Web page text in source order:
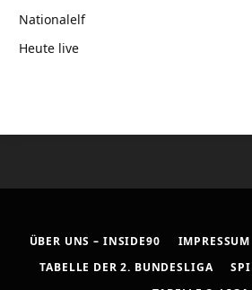
Nationalelf
Heute live
ÜBER UNS – INSIDE90 IMPRESSUM
TABELLE DER 2. BUNDESLIGA